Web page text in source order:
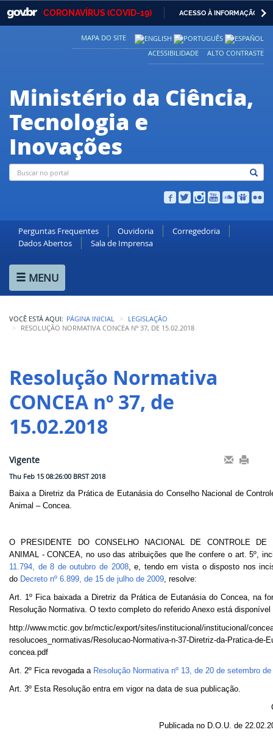
PARA
CONTEÚDO
GOVBR
CORONAVÍRUS (COVID-19) ACESSO À INFORMAÇÃO
Casa Civil
Ministério da Justiça e Segurança Pública
Ministério das Relações Exteriores
Ministério da Economia
Ministério da Infraestrutura
Ministério da Agricultura, Pecuária e Abastecimento
Ministério de Minas e Energia
Ministério do Meio Ambiente
Ministério do Desenvolvimento Regional
Controladoria-Geral da União
Ministério da Mulher, da Família e dos Direitos Humanos
Secretaria-Geral
Gabinete de Segurança Institucional
Banco Central do Brasil
MAPA DO SITE
ALTO CONTRASTE
ACESSIBILIDADE
Ministério da Ciência,
Tecnologia e
Inovações
Perguntas Frequentes Ouvidoria
Corregedoria
Dados Abertos
Sala de Imprensa
MENU
VOCÊ ESTÁ AQUI: PÁGINA INICIAL
LEGISLAÇÃO
RESOLUÇÃO NORMATIVA CONCEA Nº 37, DE 15.02.2018
Resolução Normativa
CONCEA nº 37, de
15.02.2018
Vigente
Thu Feb 15 08:26:00 BRST 2018
Baixa a Diretriz da Prática de Eutanásia do Conselho Nacional de
Animal – Concea.
O PRESIDENTE DO CONSELHO NACIONAL DE CONTROLE DE
ANIMAL - CONCEA, no uso das atribuições que lhe confere o art. 5º,
11.794, de 8 de outubro de 2008, e, tendo em vista o disposto nos
do Decreto nº 6.899, de 15 de julho de 2009, resolve:
Art. 1º Fica baixada a Diretriz da Prática de Eutanásia do Concea, na
Resolução Normativa. O texto completo do referido Anexo está disponível
http://www.mctic.gov.br/mctic/export/sites/institucional/institucional/
resolucoes_normativas/Resolucao-Normativa-n-37-Diretriz-da-Pratica-de-
concea.pdf
Art. 2º Fica revogada a Resolução Normativa nº 13, de 20 de setembro de
Art. 3º Esta Resolução entra em vigor na data de sua publicação.
Publicada no D.O.U. de